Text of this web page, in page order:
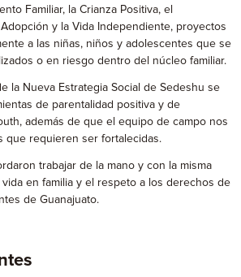
Familiar, la Crianza Positiva, el
y la Vida Independiente, proyectos
a las niñas, niños y adolescentes que se
o en riesgo dentro del núcleo familiar.
la Nueva Estrategia Social de Sedeshu se
de parentalidad positiva y de
además de que el equipo de campo nos
que requieren ser fortalecidas.
trabajar de la mano y con la misma
en familia y el respeto a los derechos de
de Guanajuato.